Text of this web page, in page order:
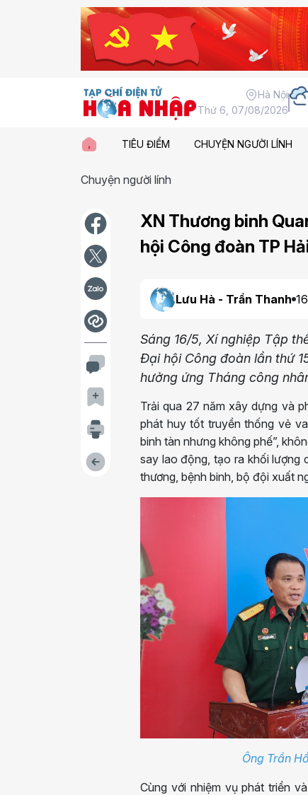
Hà Nội
Thứ 6, 07/08/2026
TIÊU ĐIỂM CHUYỆN NGƯỜI LÍNH
Chuyện người lính
XN Thương binh
hội Công đoàn TP
Lưu Hà - Trần Thanh
Sáng 16/5, Xí nghiệp Tập
Đại hội Công đoàn lần thứ
hưởng ứng Tháng công
Trải qua 27 năm xây dựng và
phát huy tốt truyền thống vẻ
binh tàn nhưng không phế”,
say lao động, tạo ra khối lượng
thương, bệnh binh, bộ đội xuất
Ông Trần
Cùng với nhiệm vụ phát triển